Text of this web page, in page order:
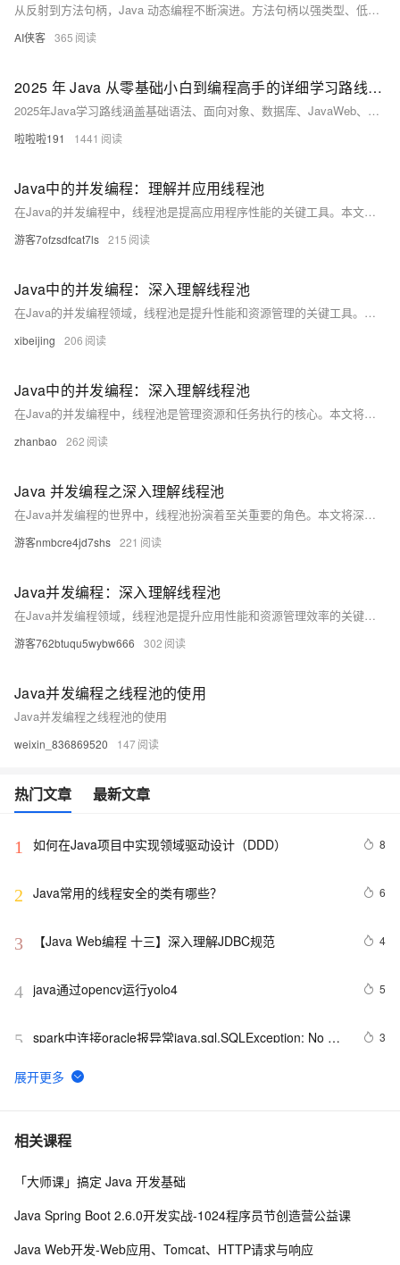
从反射到方法句柄，Java 动态编程不断演进。方法句柄以强类型、低开销、易优化的特性，解决反射性能差、类型弱、安全性低等问题，结合 `invokedynamic` 成为支撑 Lambda 与动态语言的终极方案。
AI侠客 365
2025 年 Java 从零基础小白到编程高手的详细学习路线攻略
2025年Java学习路线涵盖基础语法、面向对象、数据库、JavaWeb、Spring全家桶、分布式、云原生与高并发技术，结合实战项目与源码分析，助力零基础学员系统掌握Java开发技能，从入门到精通，全面提升竞争力，顺利进阶编程高手。
啦啦啦191 1441
Java中的并发编程：理解并应用线程池
在Java的并发编程中，线程池是提高应用程序性能的关键工具。本文将深入探讨如何有效利用线程池来管理资源、提升效率和简化代码结构。我们将从基础概念出发，逐步介绍线程池的配置、使用场景以及最佳实践，帮助开发者更好地掌握并发编程的核心技巧。
游客7ofzsdfcat7ls 215
Java中的并发编程：深入理解线程池
在Java的并发编程领域，线程池是提升性能和资源管理的关键工具。本文将通过具体实例和数据，探讨线程池的内部机制、优势以及如何在实际应用中有效利用线程池，同时提出一个开放性问题，引发读者对于未来线程池优化方向的思考。
xibeijing 206
Java中的并发编程：深入理解线程池
在Java的并发编程中，线程池是管理资源和任务执行的核心。本文将揭示线程池的内部机制，探讨如何高效利用这一工具来优化程序的性能与响应速度。通过具体案例分析，我们将学习如何根据不同的应用场景选择合适的线程池类型及其参数配置，以及如何避免常见的并发陷阱。
zhanbao 262
Java 并发编程之深入理解线程池
在Java并发编程的世界中，线程池扮演着至关重要的角色。本文将深入探讨线程池的内部机制、使用场景以及如何合理配置线程池参数以优化性能。我们将通过实际案例和统计数据，分析线程池对于提升应用性能的具体影响，并讨论在不同应用场景下选择合适线程池策略的重要性。文章旨在为Java开发者提供关于线程池的全面理解和实践指导，帮助其在多线程编程中做出更明智的决策。
游客nmbcre4jd7shs 221
Java并发编程：深入理解线程池
在Java并发编程领域，线程池是提升应用性能和资源管理效率的关键工具。本文将深入探讨线程池的工作原理、核心参数配置以及使用场景，通过具体案例展示如何有效利用线程池优化多线程应用的性能。
游客762btuqu5wybw666 302
Java并发编程之线程池的使用
Java并发编程之线程池的使用
weixin_836869520 147
热门文章 最新文章
1 如何在Java项目中实现领域驱动设计（DDD） 8
2 Java常用的线程安全的类有哪些？ 6
3 【Java Web编程 十三】深入理解JDBC规范 4
4 java通过opencv运行yolo4 5
5 spark中连接oracle报异常java.sql.SQLException: No
3
6 二叉树 - 建立与遍历使用Java
7 Java 图书管理系统详解
8 Kubernetes官方java客户端之七：patch操作
相关课程
「大师课」搞定 Java 开发基础
Java Spring Boot 2.6.0开发实战-1024程序员节创造营公益课
Java Web开发-Web应用、Tomcat、HTTP请求与响应